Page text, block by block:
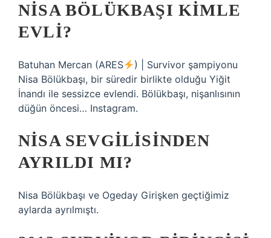
NISA BÖLÜKBAŞI KIMLE
EVLI?
Batuhan Mercan (ARES
) | Survivor şampiyonu
Nisa Bölükbaşı, bir süredir birlikte olduğu Yiğit
İnandı ile sessizce evlendi. Bölükbaşı, nişanlısının
düğün öncesi… Instagram.
NISA SEVGILISINDEN
AYRILDI MI?
Nisa Bölükbaşı ve Ogeday Girişken geçtiğimiz
aylarda ayrılmıştı.